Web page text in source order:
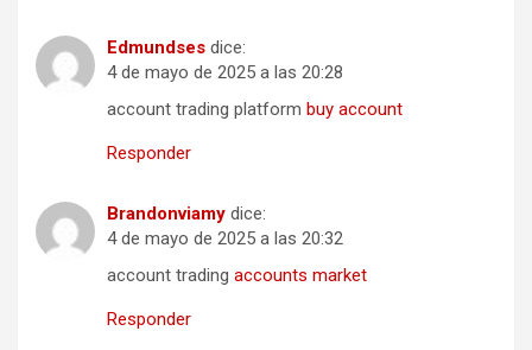
Edmundses dice:
4 de mayo de 2025 a las 20:28
account trading platform buy account
Responder
Brandonviamy dice:
4 de mayo de 2025 a las 20:32
account trading accounts market
Responder